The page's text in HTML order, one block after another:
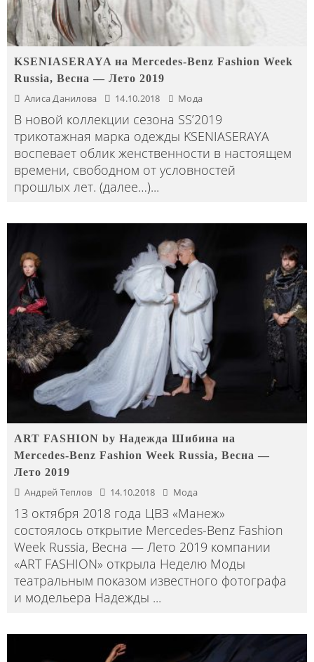
KSENIASERAYA на Mercedes-Benz Fashion Week
Russia, Весна — Лето 2019
Алиса Данилова 14.10.2018 Мода
В новой коллекции сезона SS’2019
трикотажная марка одежды KSENIASERAYA
воспевает облик женственности в настоящем
времени, свободном от условностей
прошлых лет. (далее…)...
ART FASHION by Надежда Шибина на
Mercedes-Benz Fashion Week Russia, Весна —
Лето 2019
Андрей Теплов 14.10.2018 Мода
13 октября 2018 года ЦВЗ «Манеж»
состоялось открытие Mercedes-Benz Fashion
Week Russia, Весна — Лето 2019 компании
«ART FASHION» открыла Неделю Моды
театральным показом известного фотографа
и модельера Надежды ...